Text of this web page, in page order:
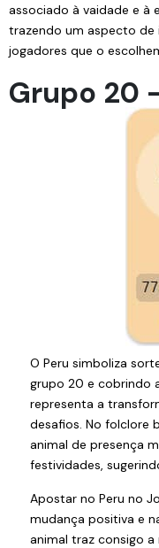
associado à vaidade e à
trazendo um aspecto de
jogadores que o
Grupo 20
O Peru simboliza
grupo 20 e cobrindo
representa a
desafios. No folclore
animal de presença
festividades,
Apostar no Peru no
mudança positiva e
animal traz consigo